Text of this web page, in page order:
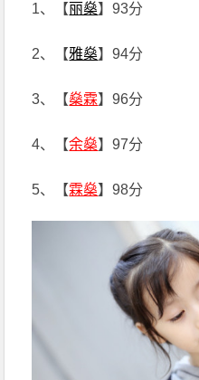
1、【丽燊】93分
2、【雅燊】94分
3、【燊霖】96分
4、【余燊】97分
5、【霖燊】98分